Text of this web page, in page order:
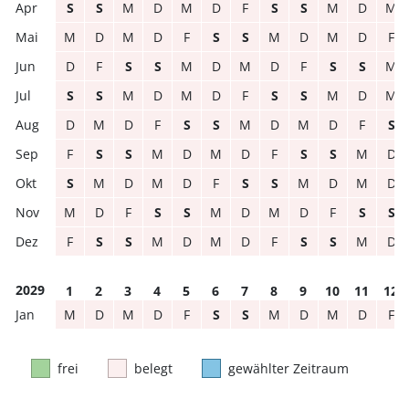
S
S M D M D F S S M D
M
M
D M D F S S M D M D
F
D
F S S M D M D F S S
M
S
S M D M D F S S M D
M
D
M D F S S M D M D F
S
F
S S M D M D F S S M
D
S
M D M D F S S M D M
D
M
D F S S M D M D F S
S
F
S S M D M D F S S M D
2029 1 2 3 4 5 6 7 8 9 10 11
12
M
D M D F S S M D M D F
frei belegt gewählter Zeitraum